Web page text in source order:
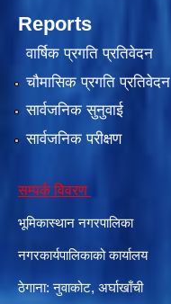
Reports
वार्षिक प्रगति प्रतिवेदन
चौमासिक प्रगति प्रतिवेदन
सार्वजनिक सुनुवाई
सार्वजनिक परीक्षण
सम्पर्क विवरण
भूमिकास्थान नगरपालिका
नगरकार्यपालिकाको कार्यालय
ठेगाना: नुवाकोट, अर्घाखाँची